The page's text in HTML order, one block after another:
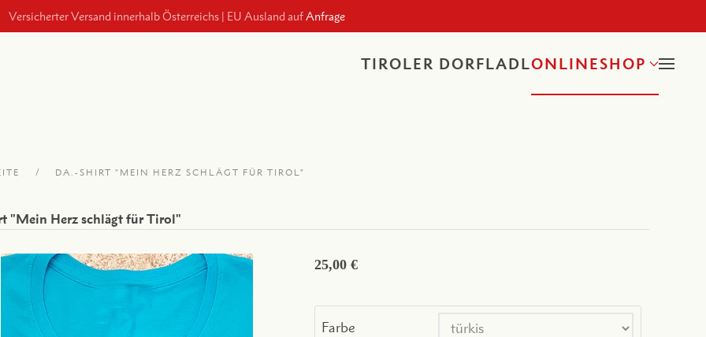
Versicherter Versand innerhalb Österreichs | EU Ausland aufAnfrage
TIROLER DORFLADLONLINESHOP
DA.-SHIRT "MEIN HERZ SCHLÄGT FÜR TIROL"
"Mein Herz schlägt für Tirol"
25,00 €
Farbe